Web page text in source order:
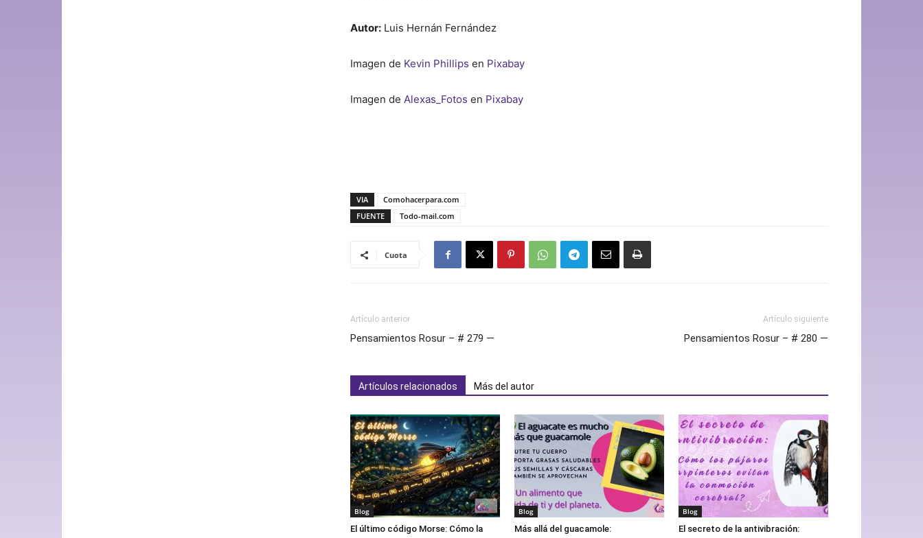
Autor: Luis Hernán Fernández
Imagen de Kevin Phillips en Pixabay
Imagen de Alexas_Fotos en Pixabay
VIA
Comohacerpara.com
FUENTE
Todo-mail.com
Cuota
Artículo anterior
Pensamientos Rosur – # 279 —
Artículo siguiente
Pensamientos Rosur – # 280 —
Artículos relacionados Más del autor
Blog
El último código Morse: Cómo la
Blog
Más allá del guacamole:
Blog
El secreto de la antivibración: